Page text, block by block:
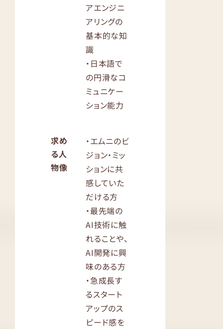
アエンジニ
アリングの
基本的な知
識
・日本語で
の円滑なコ
ミュニケー
ション能力
求め
る人
物像
・エムニのビ
ジョン・ミッ
ションに共
感していた
だける方
・最先端の
AI技術に触
れることや、
AI開発に興
味のある方
・急成長す
るスタート
アップのス
ピード感を